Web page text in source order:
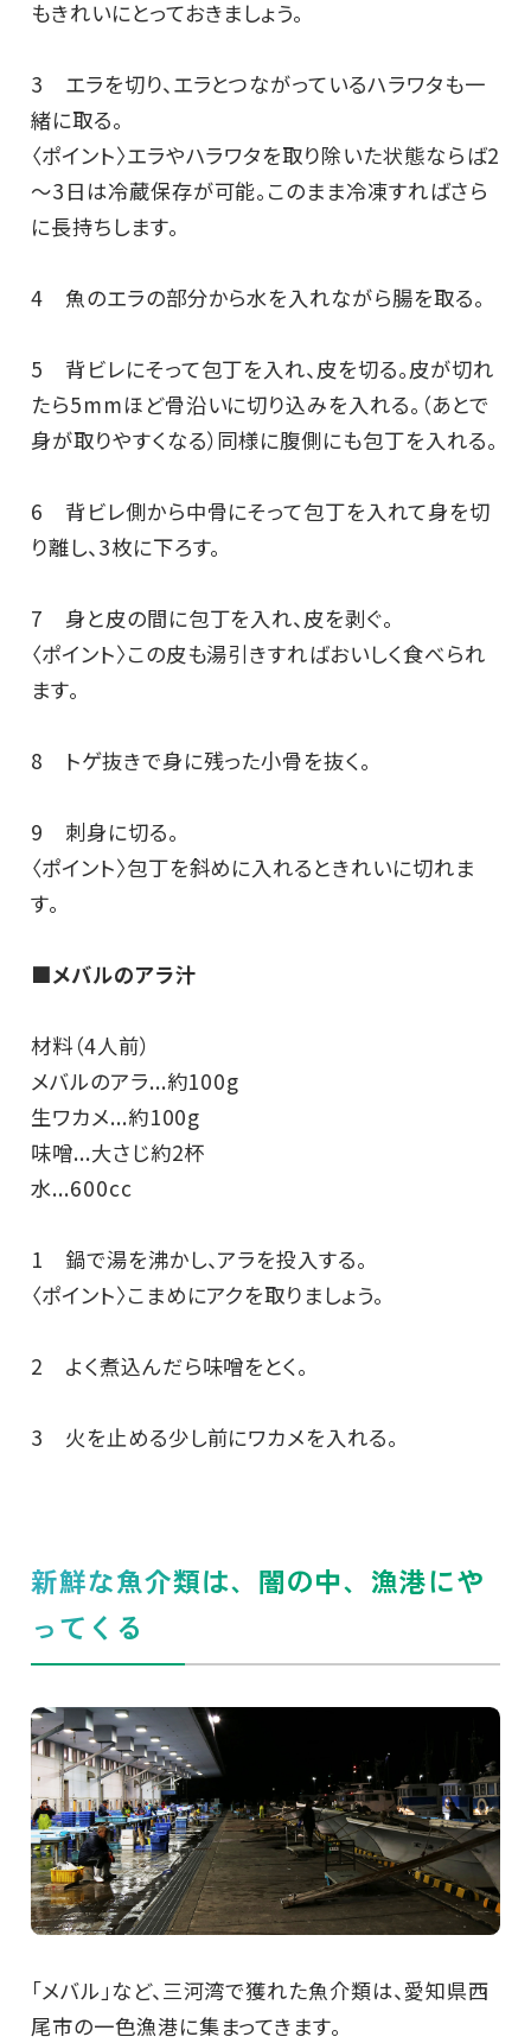
もきれいにとっておきましょう。
3 エラを切り、エラとつながっているハラワタも一
緒に取る。
〈ポイント〉エラやハラワタを取り除いた状態ならば2
～3日は冷蔵保存が可能。このまま冷凍すればさら
に長持ちします。
4 魚のエラの部分から水を入れながら腸を取る。
5 背ビレにそって包丁を入れ、皮を切る。皮が切れ
たら5mmほど骨沿いに切り込みを入れる。（あとで
身が取りやすくなる）同様に腹側にも包丁を入れる。
6 背ビレ側から中骨にそって包丁を入れて身を切
り離し、3枚に下ろす。
7 身と皮の間に包丁を入れ、皮を剥ぐ。
〈ポイント〉この皮も湯引きすればおいしく食べられ
ます。
8 トゲ抜きで身に残った小骨を抜く。
9 刺身に切る。
〈ポイント〉包丁を斜めに入れるときれいに切れま
す。
■メバルのアラ汁
材料（4人前）
メバルのアラ...約100g
生ワカメ...約100g
味噌...大さじ約2杯
水...600cc
1 鍋で湯を沸かし、アラを投入する。
〈ポイント〉こまめにアクを取りましょう。
2 よく煮込んだら味噌をとく。
3 火を止める少し前にワカメを入れる。
新鮮な魚介類は、闇の中、漁港にや
ってくる
「メバル」など、三河湾で獲れた魚介類は、愛知県西
尾市の一色漁港に集まってきます。